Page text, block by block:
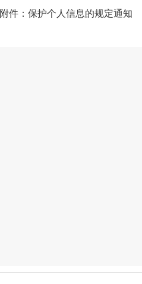
附件： 保护个人信息的规定通知